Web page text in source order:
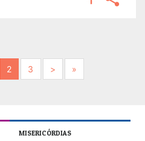
2 3 >Next»
MISERICÓRDIAS